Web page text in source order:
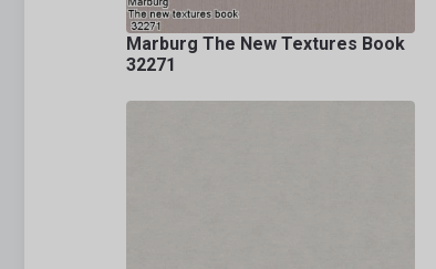
Marburg The New Textures Book
32271